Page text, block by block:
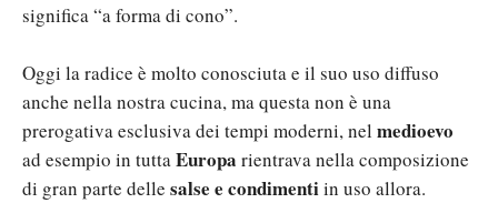
significa “a forma di cono”.
Oggi la radice è molto conosciuta e il suo uso diffuso
anche nella nostra cucina, ma questa non è una
prerogativa esclusiva dei tempi moderni, nel medioevo
ad esempio in tuttaEuropa rientrava nella composizione
di gran parte delle salse e condimentiin uso allora.